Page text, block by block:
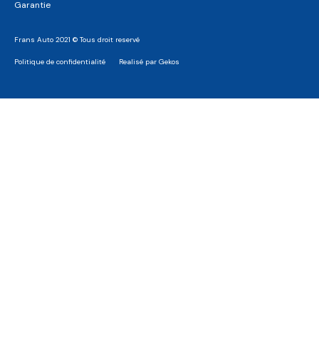
Garantie
Frans Auto 2021 © Tous droit reservé
Politique de confidentialité Realisé par Gekos